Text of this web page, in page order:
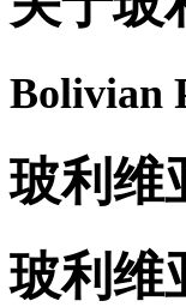
Bolivian
玻利维
玻利维